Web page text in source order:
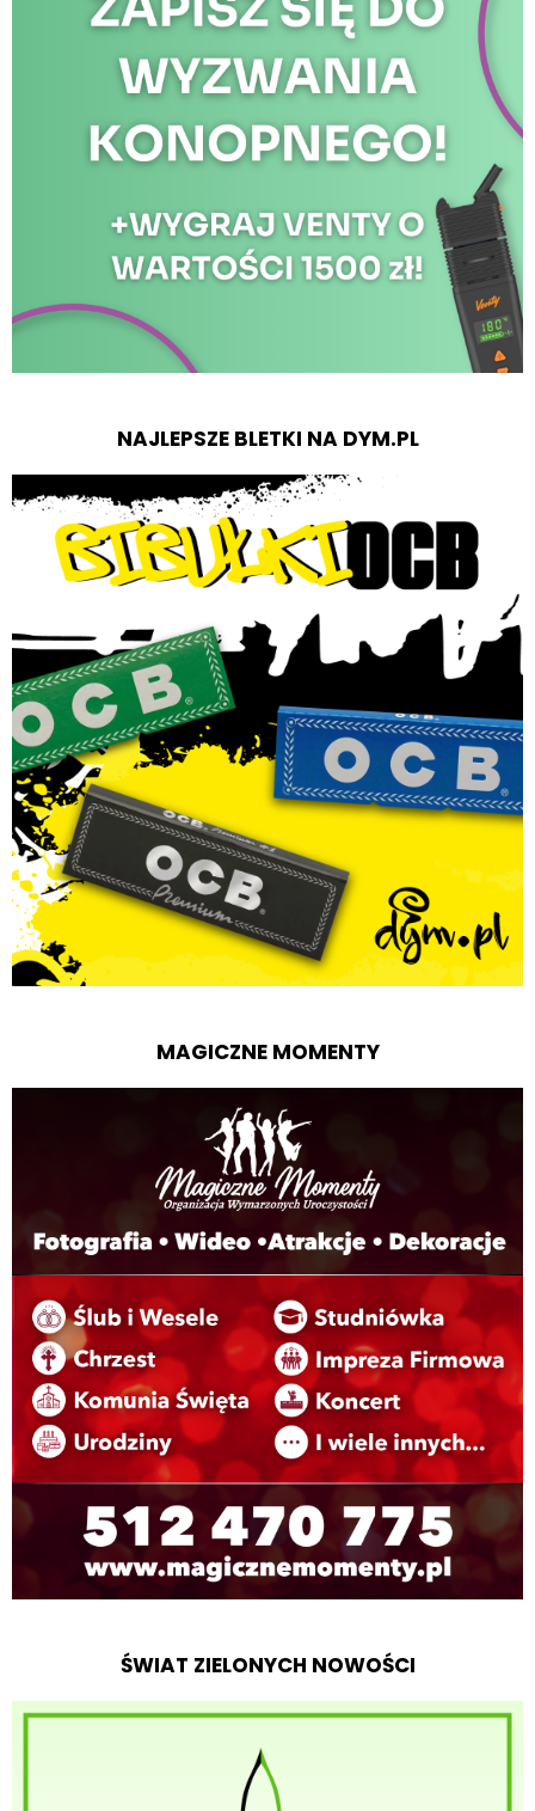
NAJLEPSZE BLETKI NA DYM.PL
MAGICZNE MOMENTY
ŚWIAT ZIELONYCH NOWOŚCI